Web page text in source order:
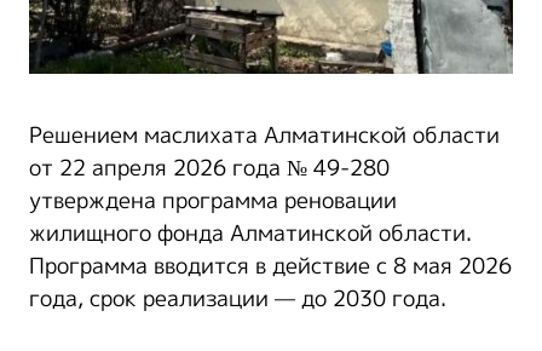
Решением маслихата Алматинской области
от 22 апреля 2026 года № 49-280
утверждена программа реновации
жилищного фонда Алматинской области.
Программа вводится в действие с 8 мая 2026
года, срок реализации — до 2030 года.